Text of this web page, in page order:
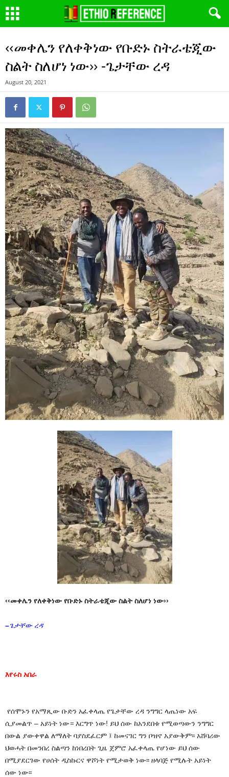
‹‹መቀሌን የለቀቅነው የቡድኑ ስትራቴጂው
ስልት ስለሆነ ነው›› -ጌታቸው ረዳ
August 20, 2021
‹‹መቀሌን የለቀቅነው የቡድኑ ስትራቴጂው ስልት ስለሆነ ነው››
–ጌታቸው ረዳ
እየሩስ አበራ
የሰሞኑን የአማጺው ቡድን አፈቀላጤ የጌታቸው ረዳ ንግግር ላጤነው አፍ
ሲያመልጥ – አይነት ነው። እርግጥ ነው! ይህ ሰው ከአንደበቱ የሚወጣውን ንግግር
በውል ያውቀዋል ለማለት ባያስደፈርም ፤ ከመናገር ግን ቦዝኖ አያውቅም፡፡ አሸባሪው
ህወሓት በመንበረ ስልጣን ከነበረበት ጊዜ ጀምሮ አፈቀላጤ የሆነው ይህ ሰው
በሚያደርገው የሀሰት ዲስኩርና ዋሾነት የሚታወቅ ነው፡፡ ዘላባጅ የሚሉት አይነት
ሰው ነው፡፡